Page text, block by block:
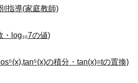
指導(家庭教師)
log₁₀7の値)
の積分・tan(x)=tの置換)